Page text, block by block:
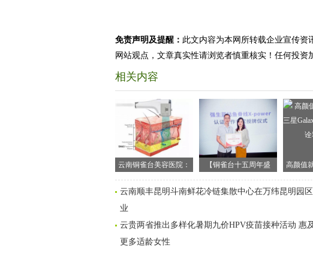
免责声明及提醒： 此文内容为本网所转载企业宣传资
网站观点，文章真实性请浏览者慎重核实！任何投资
相关内容
云南铜雀台美容医院：
超声刀和线雕不知怎么
选？杨才华院长带你看
【铜雀台十五周年盛
典】20余年匠心精研，
10000+口碑赞誉——云
仁
高颜值
星
云南顺丰昆明斗南鲜花冷链集散中心在万纬昆明园
业
云贵两省推出多样化暑期九价HPV疫苗接种活动 惠
更多适龄女性